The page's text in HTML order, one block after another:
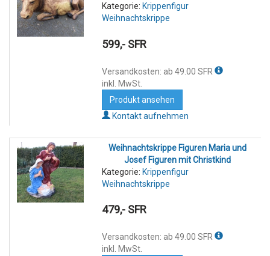
Kategorie: Krippenfigur
Weihnachtskrippe
599,- SFR
Versandkosten: ab 49.00 SFR
inkl. MwSt.
Produkt ansehen
Kontakt aufnehmen
Weihnachtskrippe Figuren Maria und
Josef Figuren mit Christkind
Kategorie: Krippenfigur
Weihnachtskrippe
479,- SFR
Versandkosten: ab 49.00 SFR
inkl. MwSt.